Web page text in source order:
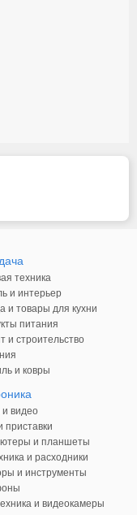
техника
и интерьер
и товары для кухни
питания
и строительство
и ковры
видео
приставки
и планшеты
и расходники
и инструменты
и видеокамеры